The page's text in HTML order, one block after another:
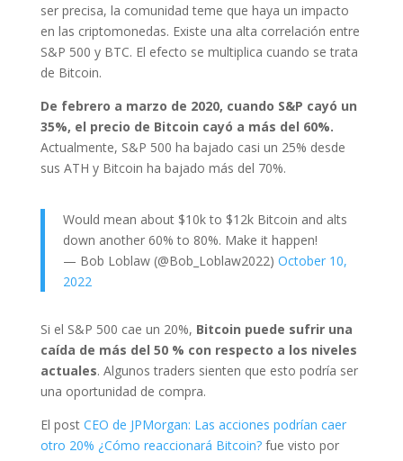
ser precisa, la comunidad teme que haya un impacto
en las criptomonedas. Existe una alta correlación entre
S&P 500 y BTC. El efecto se multiplica cuando se trata
de Bitcoin.
De febrero a marzo de 2020, cuando S&P cayó un
35%, el precio de Bitcoin cayó a más del 60%.
Actualmente, S&P 500 ha bajado casi un 25% desde
sus ATH y Bitcoin ha bajado más del 70%.
Would mean about $10k to $12k Bitcoin and alts
down another 60% to 80%. Make it happen!
— Bob Loblaw (@Bob_Loblaw2022) October 10,
2022
Si el S&P 500 cae un 20%, Bitcoin puede sufrir una
caída de más del 50 % con respecto a los niveles
actuales. Algunos traders sienten que esto podría ser
una oportunidad de compra.
El post CEO de JPMorgan: Las acciones podrían caer
otro 20% ¿Cómo reaccionará Bitcoin?fue visto por